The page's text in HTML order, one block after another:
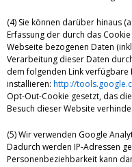
(4) Sie können darüber hinaus
Erfassung der durch das
Webseite bezogenen Daten
Verarbeitung dieser Daten
dem folgenden Link
installieren: http://
Opt-Out-Cookie gesetzt, das
Besuch dieser Website
(5) Wir verwenden Google
Dadurch werden IP-Adressen
Personenbeziehbarkeit kann